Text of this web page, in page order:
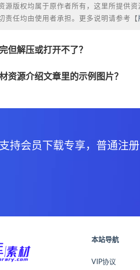
源版权均属于原作者所有，这里所提供
责任均由使用者承担。更多说明请参考【
但解压或打开不了？
资源介绍文章里的示例图片？
持会员下载专享，普通注
本站导航
VIP协议